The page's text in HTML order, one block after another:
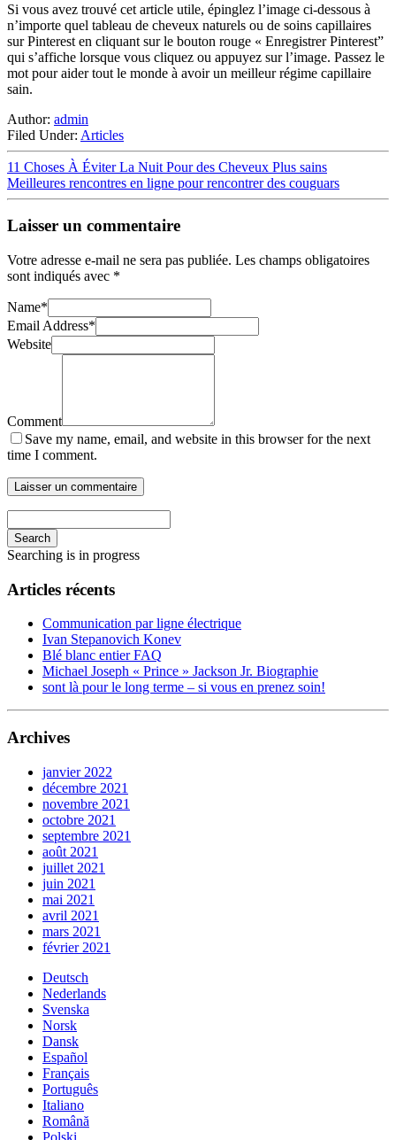
Si vous avez trouvé cet article utile, épinglez l’image ci-dessous à
n’importe quel tableau de cheveux naturels ou de soins capillaires
sur Pinterest en cliquant sur le bouton rouge « Enregistrer Pinterest”
qui s’affiche lorsque vous cliquez ou appuyez sur l’image. Passez le
mot pour aider tout le monde à avoir un meilleur régime capillaire
sain.
Author: admin
Filed Under: Articles
11 Choses À Éviter La Nuit Pour des Cheveux Plus sains
Meilleures rencontres en ligne pour rencontrer des couguars
Laisser un commentaire
Votre adresse e-mail ne sera pas publiée. Les champs obligatoires
sont indiqués avec *
Name*
Email Address*
Website
Comment
Save my name, email, and website in this browser for the next
time I comment.
Search
Searching is in progress
Articles récents
Communication par ligne électrique
Ivan Stepanovich Konev
Blé blanc entier FAQ
Michael Joseph « Prince » Jackson Jr. Biographie
sont là pour le long terme – si vous en prenez soin!
Archives
janvier 2022
décembre 2021
novembre 2021
octobre 2021
septembre 2021
août 2021
juillet 2021
juin 2021
mai 2021
avril 2021
mars 2021
février 2021
Deutsch
Nederlands
Svenska
Norsk
Dansk
Español
Français
Português
Italiano
Română
Polski